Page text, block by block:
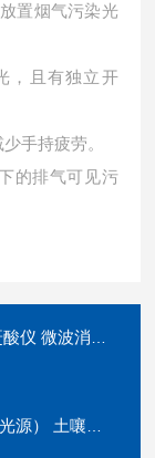
置烟气污染光
，且有独立开
手持疲劳。
的排气可见污
微波消解仪
重金属检测仪